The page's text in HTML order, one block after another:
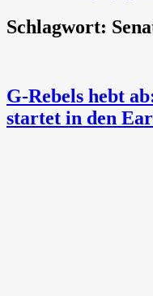
Schlagwort:
G-Rebels hebt
startet in den